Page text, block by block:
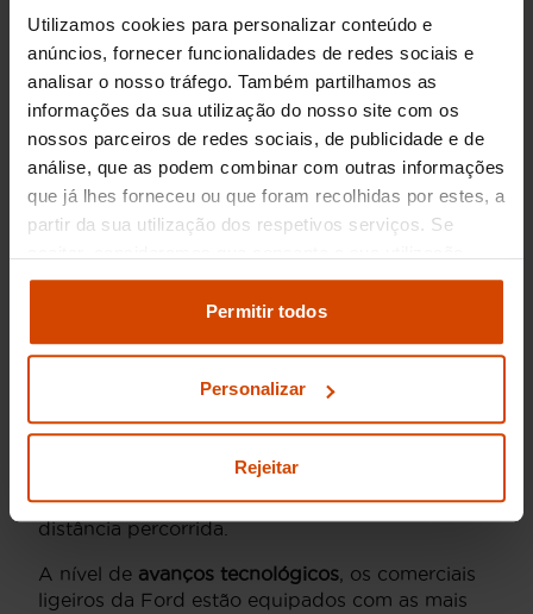
Utilizamos cookies para personalizar conteúdo e
anúncios, fornecer funcionalidades de redes sociais e
analisar o nosso tráfego. Também partilhamos as
informações da sua utilização do nosso site com os
nossos parceiros de redes sociais, de publicidade e de
análise, que as podem combinar com outras informações
que já lhes forneceu ou que foram recolhidas por estes, a
partir da sua utilização dos respetivos serviços. Se
Pode modificar as suas opções de consentimento e
definições de cookies
definições e saber mais na nossa
Permitir todos
Personalizar
Rejeitar
Carros Ford Comerciais Ligeiros
Odesigndos comerciais ligeiros Fordé
pensado para combinar estilo e eficiência. O
exterior robusto destes veículos oferece não
apenas um visual moderno, mas também
resistência e durabilidade, essenciais para
enfrentar o rigor das estradas. O interior não fica
Um dos pontos fortes doscomerciais ligeiros
passageiros ou para carga, estes veículos
maximizam a utilização do espaço interior sem
projetados para oferecer uma experiência de
condução agradável, independentemente da
distância percorrida.
A nível de avanços tecnológicos, os comerciais
ligeiros da Ford estão equipados com as mais